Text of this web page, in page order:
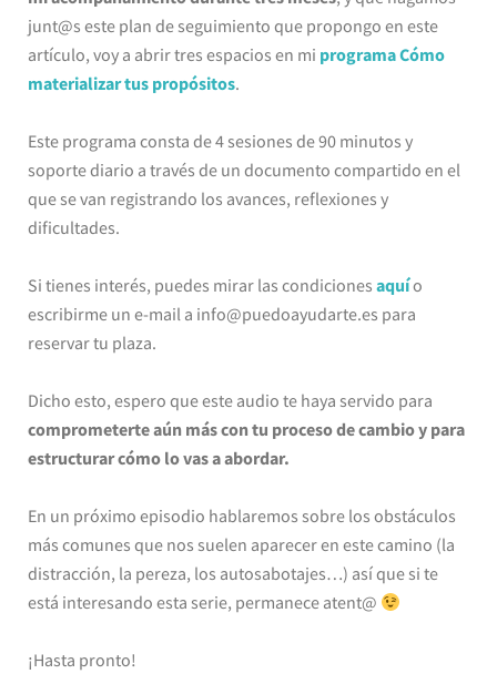
junt@s este plan de seguimiento que propongo en este
artículo, voy a abrir tres espacios en mi programa Cómo
materializar tus propósitos.
Este programa consta de 4 sesiones de 90 minutos y
soporte diario a través de un documento compartido en el
que se van registrando los avances, reflexiones y
dificultades.
Si tienes interés, puedes mirar las condiciones aquío
escribirme un e-mail a info@puedoayudarte.es para
reservar tu plaza.
Dicho esto, espero que este audio te haya servido para
comprometerte aún más con tu proceso de cambio y para
estructurar cómo lo vas a abordar.
En un próximo episodio hablaremos sobre los obstáculos
más comunes que nos suelen aparecer en este camino (la
distracción, la pereza, los autosabotajes…) así que si te
está interesando esta serie, permanece atent@
¡Hasta pronto!